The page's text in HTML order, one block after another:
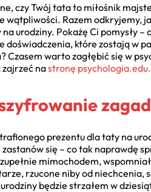
czy Twój tata to miłośnik
wątpliwości. Razem odkryjemy,
urodziny. Pokażę Ci pomysły
doświadczenia, które zostają w
Czasem warto zagłębić się w
zajrzeć nastronę
prezentu dla taty na
się – co tak naprawdę
mimochodem,
rzucone niby od niechcenia,
będzie strzałem w